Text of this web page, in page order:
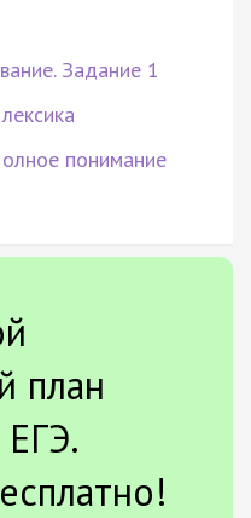
Задание 1
понимание
план